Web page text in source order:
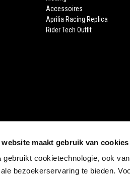
website maakt gebruik van cookies
gebruikt cookietechnologie, ook
bezoekerservaring te bieden.
Accessoires
Aprilia Racing Replica
Rider Tech Outfit